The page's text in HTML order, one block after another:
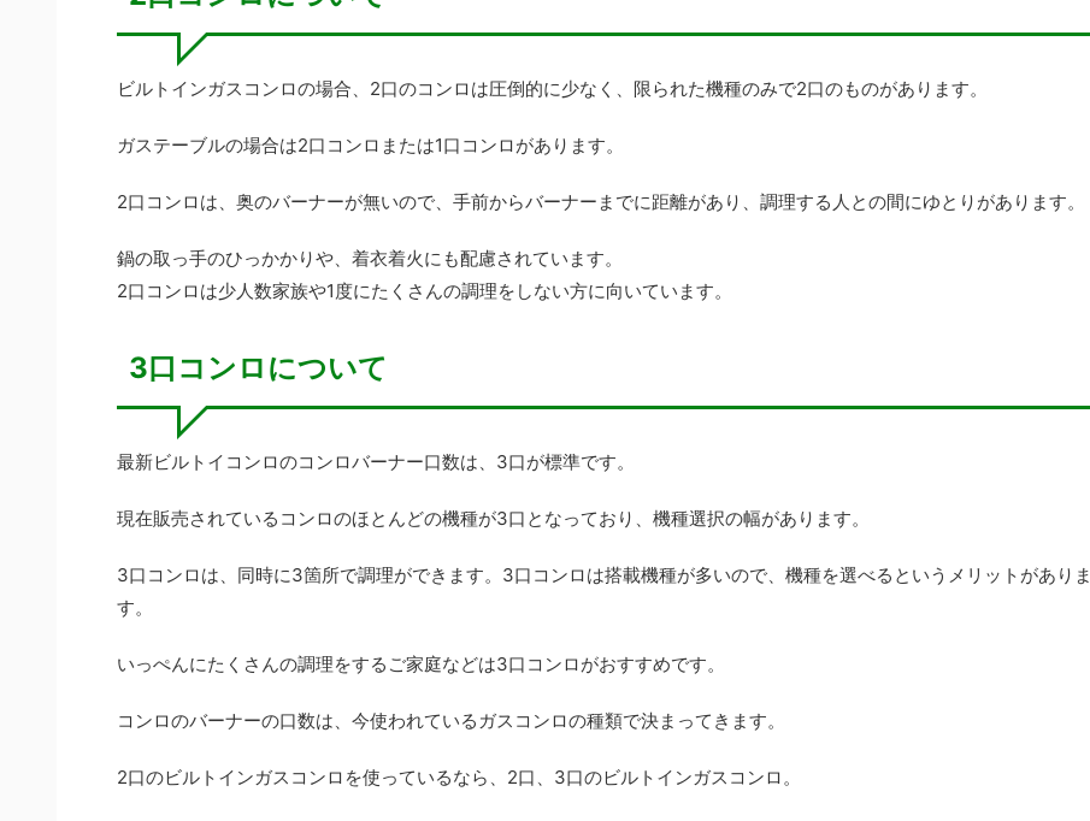
ビルトインガスコンロの場合、2口のコンロは圧倒的に少なく、限られた機種のみで2口のものがあります。
ガステーブルの場合は2口コンロまたは1口コンロがあります。
2口コンロは、奥のバーナーが無いので、手前からバーナーまでに距離があり、調理する人との間にゆとりがあります。
鍋の取っ手のひっかかりや、着衣着火にも配慮されています。
2口コンロは少人数家族や1度にたくさんの調理をしない方に向いています。
3口コンロについて
最新ビルトイコンロのコンロバーナー口数は、3口が標準です。
現在販売されているコンロのほとんどの機種が3口となっており、機種選択の幅があります。
3口コンロは、同時に3箇所で調理ができます。3口コンロは搭載機種が多いので、機種を選べるというメリットがありま
す。
いっぺんにたくさんの調理をするご家庭などは3口コンロがおすすめです。
コンロのバーナーの口数は、今使われているガスコンロの種類で決まってきます。
2口のビルトインガスコンロを使っているなら、2口、3口のビルトインガスコンロ。